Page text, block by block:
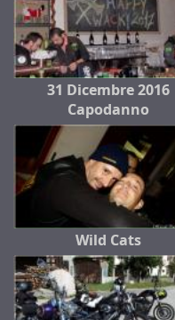
31 Dicembre 2016
Capodanno
Wild Cats